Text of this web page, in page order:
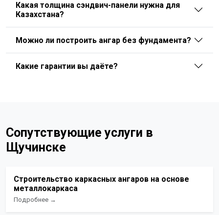
Какая толщина сэндвич-панели нужна для
Казахстана?
Можно ли построить ангар без фундамента?
Какие гарантии вы даёте?
Сопутствующие услуги в
Щучинске
Строительство каркасных ангаров на основе
металлокаркаса
Подробнее →